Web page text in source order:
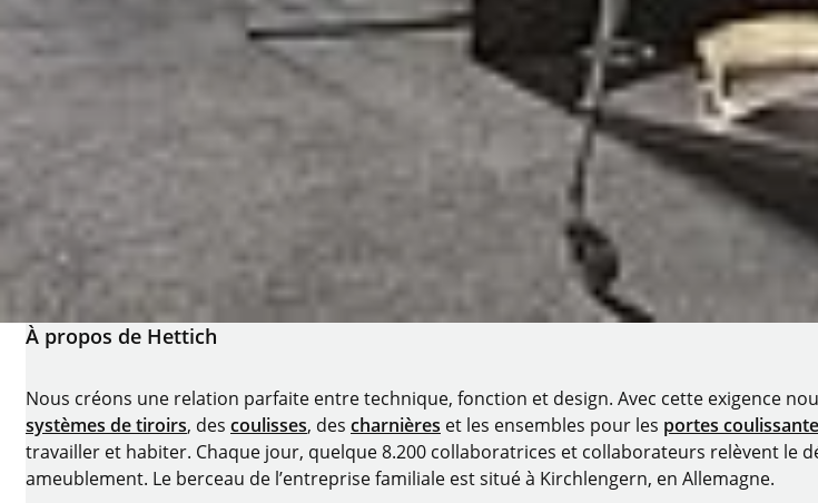
À propos de Hettich
Nous créons une relation parfaite entre technique, fonction et design. Avec cette exigence
systèmes de tiroirs, des coulisses, des charnières et les ensembles pour les portes
travailler et habiter. Chaque jour, quelque 8.200 collaboratrices et collaborateurs relèvent le
ameublement. Le berceau de l’entreprise familiale est situé à Kirchlengern, en Allemagne.